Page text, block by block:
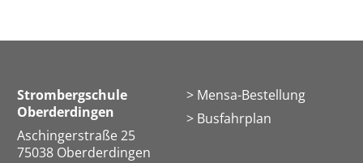
Strombergschule
Oberderdingen
Aschingerstraße 25
75038 Oberderdingen
Mensa-Bestellung
Busfahrplan